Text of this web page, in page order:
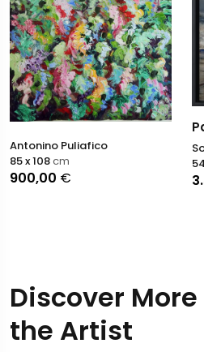
Antonino Puliafico
900,00 €
85 x 108cm
Discover
the Artist